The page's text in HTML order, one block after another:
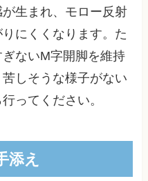
生まれ、モロー反射
にくくなります。た
ないM字開脚を維持
しそうな様子がない
ってください。
え